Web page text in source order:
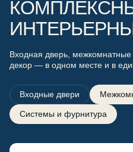
Входная дверь, межкомнатные
декор — в одном месте и в
Входные двери
Системы и фурнитура